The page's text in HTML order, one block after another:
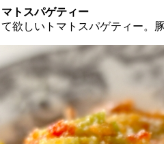
トスパゲティー
欲しいトマトスパゲティー。